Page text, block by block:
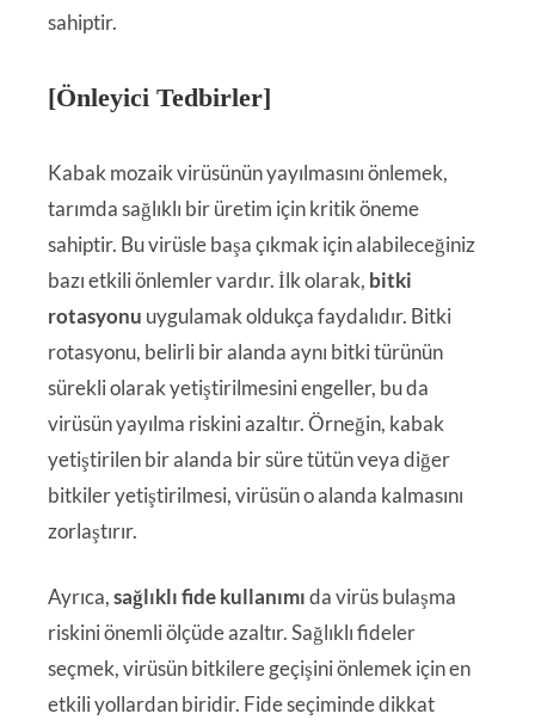
sahiptir.
[Önleyici Tedbirler]
Kabak mozaik virüsünün yayılmasını önlemek,
tarımda sağlıklı bir üretim için kritik öneme
sahiptir. Bu virüsle başa çıkmak için alabileceğiniz
bazı etkili önlemler vardır. İlk olarak, bitki
rotasyonu uygulamak oldukça faydalıdır. Bitki
rotasyonu, belirli bir alanda aynı bitki türünün
sürekli olarak yetiştirilmesini engeller, bu da
virüsün yayılma riskini azaltır. Örneğin, kabak
yetiştirilen bir alanda bir süre tütün veya diğer
bitkiler yetiştirilmesi, virüsün o alanda kalmasını
zorlaştırır.
Ayrıca,sağlıklı fide kullanımıda virüs bulaşma
riskini önemli ölçüde azaltır. Sağlıklı fideler
seçmek, virüsün bitkilere geçişini önlemek için en
etkili yollardan biridir. Fide seçiminde dikkat